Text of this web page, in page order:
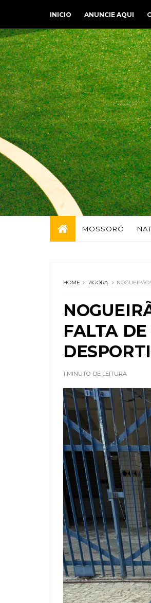
INICIO ANUNCIE AQUI
MOSSORÓ
HOME AGORA
FALTA
1 MINUTO DE LEITURA